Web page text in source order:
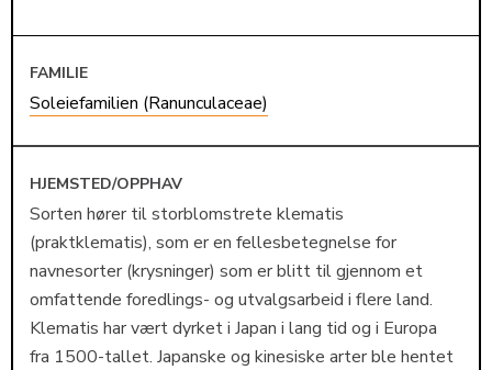
FAMILIE
Soleiefamilien (Ranunculaceae)
HJEMSTED/OPPHAV
Sorten hører til storblomstrete klematis
(praktklematis), som er en fellesbetegnelse for
navnesorter (krysninger) som er blitt til gjennom et
omfattende foredlings- og utvalgsarbeid i flere land.
Klematis har vært dyrket i Japan i lang tid og i Europa
fra 1500-tallet. Japanske og kinesiske arter ble hentet